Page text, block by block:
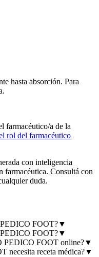
hasta absorción. Para
farmacéutico/a de la
rol del farmacéutico
con inteligencia
farmacéutica. Consultá con
duda.
FOOT?▼
FOOT?▼
PEDICO FOOT online?▼
receta médica?▼